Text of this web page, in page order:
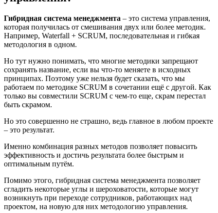
Гибридная система менеджмента – это система управления,
которая получилась от смешивания двух или более методик.
Например, Waterfall + SCRUM, последовательная и гибкая
методология в одном.
Но тут нужно понимать, что многие методики запрещают
сохранять название, если вы что-то меняете в исходных
принципах. Поэтому уже нельзя будет сказать, что мы
работаем по методике SCRUM в сочетании ещё с другой. Как
только вы совместили SCRUM с чем-то еще, скрам перестал
быть скрамом.
Но это совершенно не страшно, ведь главное в любом проекте
– это результат.
Именно комбинация разных методов позволяет повысить
эффективность и достичь результата более быстрым и
оптимальным путём.
Помимо этого, гибридная система менеджмента позволяет
сгладить некоторые углы и шероховатости, которые могут
возникнуть при переходе сотрудников, работающих над
проектом, на новую для них методологию управления.